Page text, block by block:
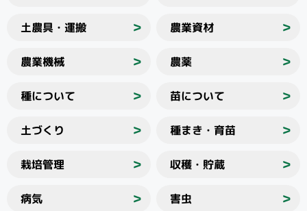
土農具・運搬 ＞ 農業資材 ＞
農業機械 ＞ 農薬 ＞
種について ＞ 苗について ＞
土づくり ＞ 種まき・育苗 ＞
栽培管理 ＞ 収穫・貯蔵 ＞
病気 ＞ 害虫 ＞